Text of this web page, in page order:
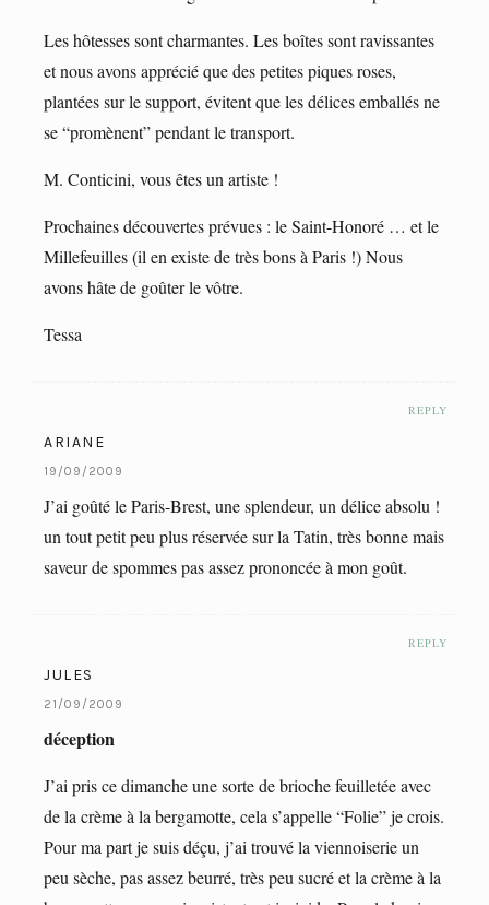
Les hôtesses sont charmantes. Les boîtes sont ravissantes
et nous avons apprécié que des petites piques roses,
plantées sur le support, évitent que les délices emballés ne
se “promènent” pendant le transport.
M. Conticini, vous êtes un artiste !
Prochaines découvertes prévues : le Saint-Honoré … et le
Millefeuilles (il en existe de très bons à Paris !) Nous
avons hâte de goûter le vôtre.
Tessa
REPLY
ARIANE
19/09/2009
J’ai goûté le Paris-Brest, une splendeur, un délice absolu !
un tout petit peu plus réservée sur la Tatin, très bonne mais
saveur de spommes pas assez prononcée à mon goût.
REPLY
JULES
21/09/2009
déception
J’ai pris ce dimanche une sorte de brioche feuilletée avec
de la crème à la bergamotte, cela s’appelle “Folie” je crois.
Pour ma part je suis déçu, j’ai trouvé la viennoiserie un
peu sèche, pas assez beurré, très peu sucré et la crème à la